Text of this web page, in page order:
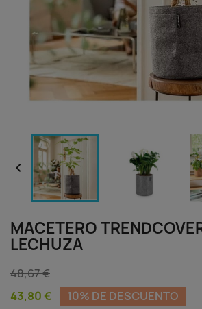

MACETERO
LECHUZA
48,67 €
43,80 €
10% DE DESCUENTO